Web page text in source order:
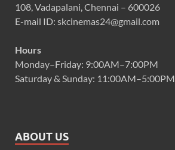
108, Vadapalani, Chennai – 600026
E-mail ID: skcinemas24@gmail.com
Hours
Monday–Friday: 9:00AM–7:00PM
Saturday & Sunday: 11:00AM–5:00PM
ABOUT US